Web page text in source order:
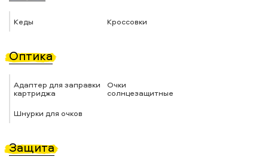
Кеды Кроссовки
Оптика
Адаптер для заправки
картриджа
Очки
солнцезащитные
Шнурки для очков
Защита